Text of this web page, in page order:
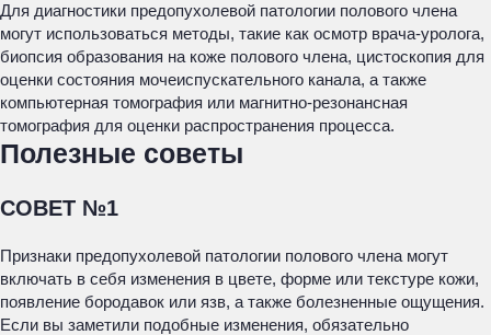
Для диагностики предопухолевой патологии полового члена
могут использоваться методы, такие как осмотр врача-уролога,
биопсия образования на коже полового члена, цистоскопия для
оценки состояния мочеиспускательного канала, а также
компьютерная томография или магнитно-резонансная
томография для оценки распространения процесса.
Полезные советы
СОВЕТ №1
Признаки предопухолевой патологии полового члена могут
включать в себя изменения в цвете, форме или текстуре кожи,
появление бородавок или язв, а также болезненные ощущения.
Если вы заметили подобные изменения, обязательно